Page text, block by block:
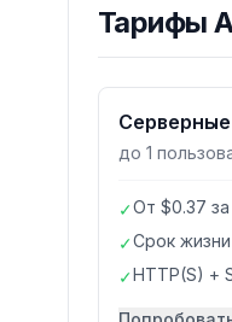
Тарифы
до 1
✓От $0.37
✓Срок
✓HTTP(S) +